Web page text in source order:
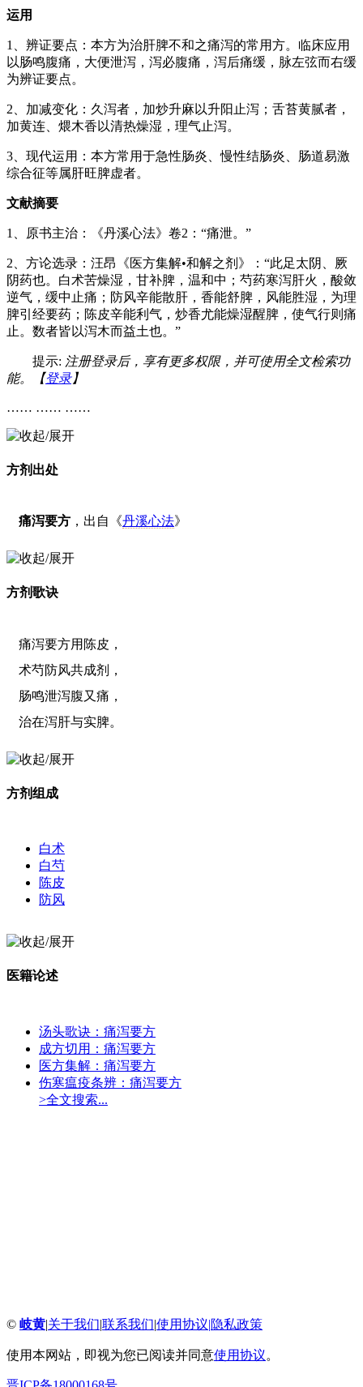
运用
1、辨证要点：本方为治肝脾不和之痛泻的常用方。临床应用
以肠鸣腹痛，大便泄泻，泻必腹痛，泻后痛缓，脉左弦而右缓
为辨证要点。
2、加减变化：久泻者，加炒升麻以升阳止泻；舌苔黄腻者，
加黄连、煨木香以清热燥湿，理气止泻。
3、现代运用：本方常用于急性肠炎、慢性结肠炎、肠道易激
综合征等属肝旺脾虚者。
文献摘要
1、原书主治：《丹溪心法》卷2：“痛泄。”
2、方论选录：汪昂《医方集解•和解之剂》：“此足太阴、厥
阴药也。白术苦燥湿，甘补脾，温和中；芍药寒泻肝火，酸敛
逆气，缓中止痛；防风辛能散肝，香能舒脾，风能胜湿，为理
脾引经要药；陈皮辛能利气，炒香尤能燥湿醒脾，使气行则痛
止。数者皆以泻木而益土也。”
提示: 注册登录后，享有更多权限，并可使用全文检索功
能。【登录】
…… …… ……
方剂出处
痛泻要方 ，出自《丹溪心法》
方剂歌诀
痛泻要方用陈皮，
术芍防风共成剂，
肠鸣泄泻腹又痛，
治在泻肝与实脾。
方剂组成
白术
白芍
陈皮
防风
医籍论述
汤头歌诀：痛泻要方
成方切用：痛泻要方
医方集解：痛泻要方
伤寒瘟疫条辨：痛泻要方
>全文搜索...
© 岐黄|关于我们|联系我们|使用协议|隐私政策
使用本网站，即视为您已阅读并同意使用协议。